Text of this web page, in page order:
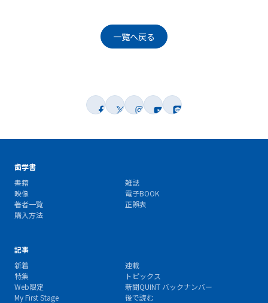
一覧へ戻る
歯学書
書籍
雑誌
映像
電子BOOK
著者一覧
正誤表
購入方法
記事
新着
連載
特集
トピックス
Web限定
新聞QUINT バックナンバー
My First Stage
後で読む